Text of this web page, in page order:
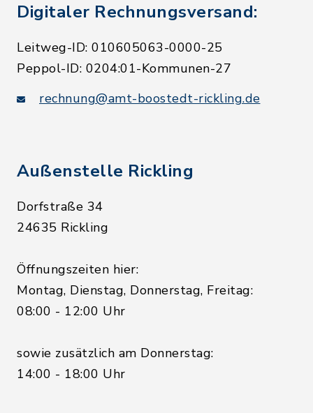
Digitaler Rechnungsversand:
Leitweg-ID: 010605063-0000-25
Peppol-ID: 0204:01-Kommunen-27
rechnung@amt-boostedt-rickling.de
Außenstelle Rickling
Dorfstraße 34
24635 Rickling
Öffnungszeiten hier:
Montag, Dienstag, Donnerstag, Freitag:
08:00 - 12:00 Uhr
sowie zusätzlich am Donnerstag:
14:00 - 18:00 Uhr